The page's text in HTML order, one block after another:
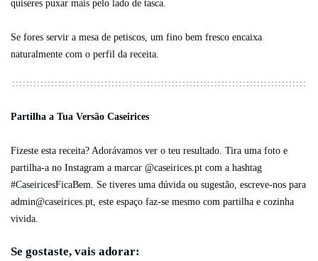
quiseres puxar mais pelo lado de tasca.
Se fores servir a mesa de petiscos, um fino bem fresco encaixa
naturalmente com o perfil da receita.
Partilha a Tua Versão Caseirices
Fizeste esta receita? Adorávamos ver o teu resultado. Tira uma foto e
partilha-a no Instagram a marcar @caseirices.pt com a hashtag
#CaseiricesFicaBem. Se tiveres uma dúvida ou sugestão, escreve-nos para
admin@caseirices.pt , este espaço faz-se mesmo com partilha e cozinha
vivida.
Se gostaste, vais adorar: